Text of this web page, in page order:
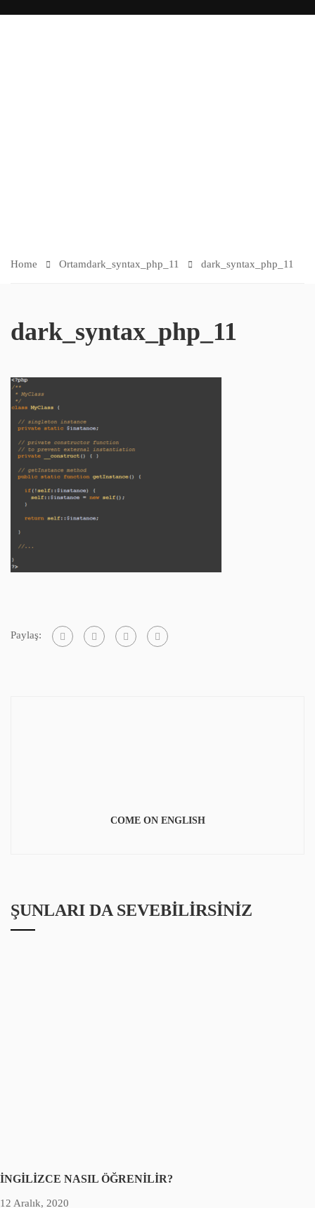
Home Ortamdark_syntax_php_11 dark_syntax_php_11
dark_syntax_php_11
Paylaş:
COME ON ENGLISH
ŞUNLARI DA SEVEBILIRSINIZ
İNGİLİZCE NASIL ÖĞRENİLİR?
12 Aralık, 2020